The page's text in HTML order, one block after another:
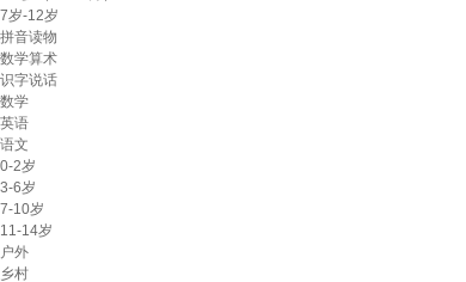
7岁-12岁
拼音读物
数学算术
识字说话
数学
英语
语文
0-2岁
3-6岁
7-10岁
11-14岁
户外
乡村